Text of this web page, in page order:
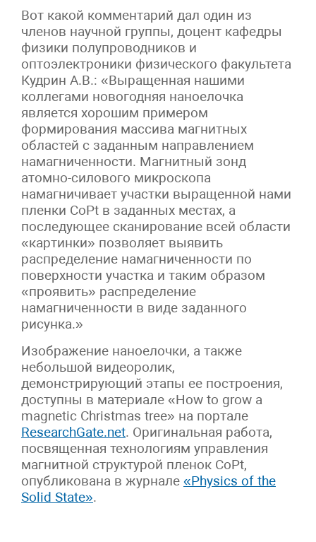
Вот какой комментарий дал один из
членов научной группы, доцент кафедры
физики полупроводников и
оптоэлектроники физического факультета
Кудрин А.В.: «Выращенная нашими
коллегами новогодняя наноелочка
является хорошим примером
формирования массива магнитных
областей с заданным направлением
намагниченности. Магнитный зонд
атомно-силового микроскопа
намагничивает участки выращенной нами
пленки CoPt в заданных местах, а
последующее сканирование всей области
«картинки» позволяет выявить
распределение намагниченности по
поверхности участка и таким образом
«проявить» распределение
намагниченности в виде заданного
рисунка.»
Изображение наноелочки, а также
небольшой видеоролик,
демонстрирующий этапы ее построения,
доступны в материале «How to grow a
magnetic Christmas tree» на портале
ResearchGate.net. Оригинальная работа,
посвященная технологиям управления
магнитной структурой пленок CoPt,
опубликована в журнале «Physics of the
Solid State».